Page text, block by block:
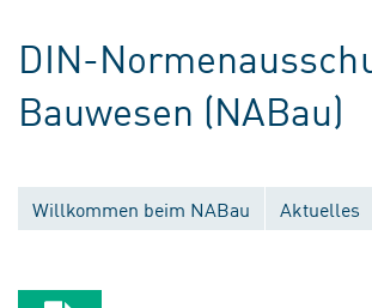
DIN-
Bauwesen (NABau)
Willkommen beim NABau Aktuelles